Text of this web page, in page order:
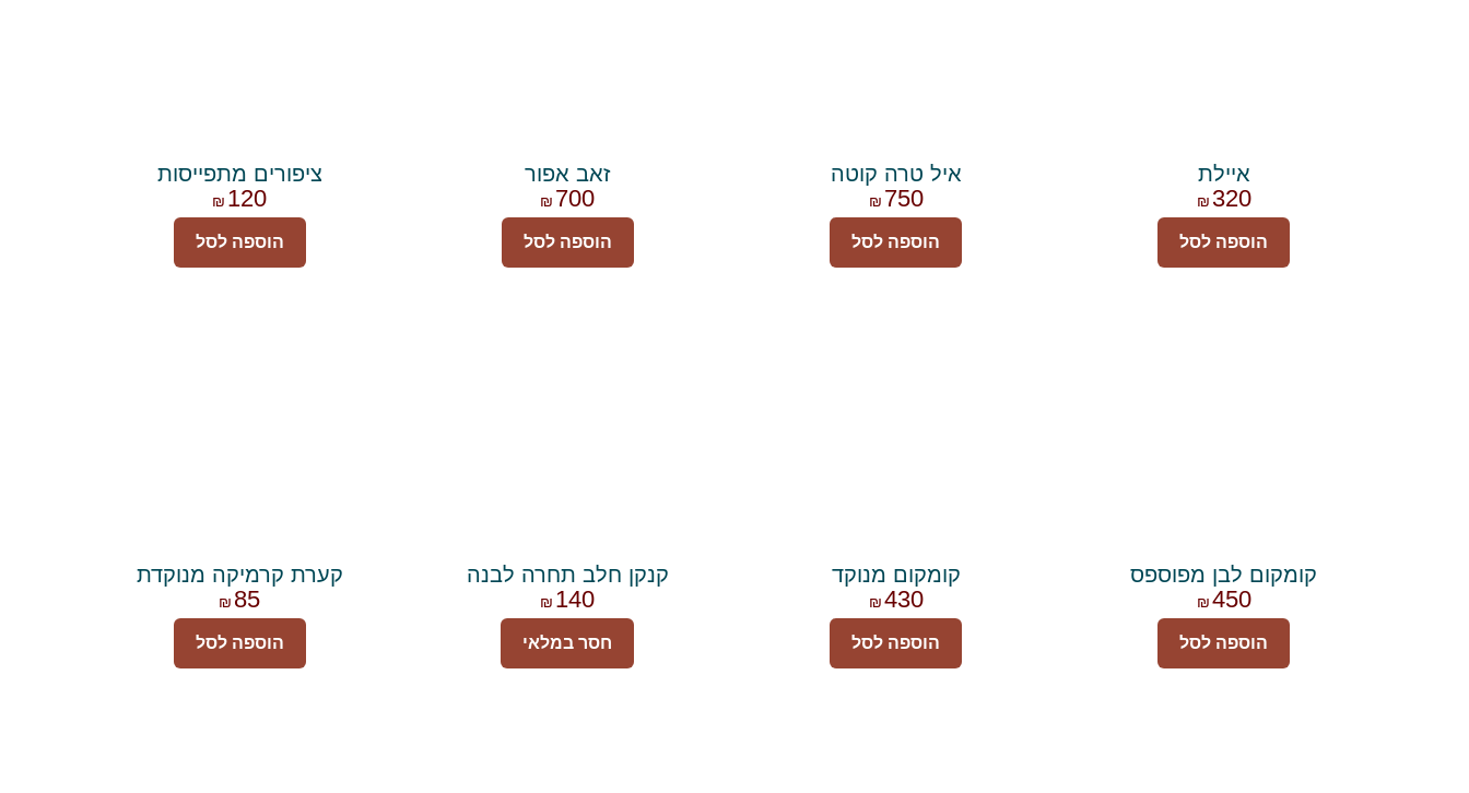
איילת
₪ 320
הוספה לסל
איל טרה קוטה
₪ 750
הוספה לסל
זאב אפור
₪ 700
הוספה לסל
ציפורים מתפייסות
₪ 120
הוספה לסל
קומקום לבן מפוספס
₪450
הוספה לסל
קומקום מנוקד
₪430
הוספה לסל
קנקן חלב תחרה לבנה
₪ 140
חסר במלאי
קערת קרמיקה מנוקדת
₪ 85
הוספה לסל